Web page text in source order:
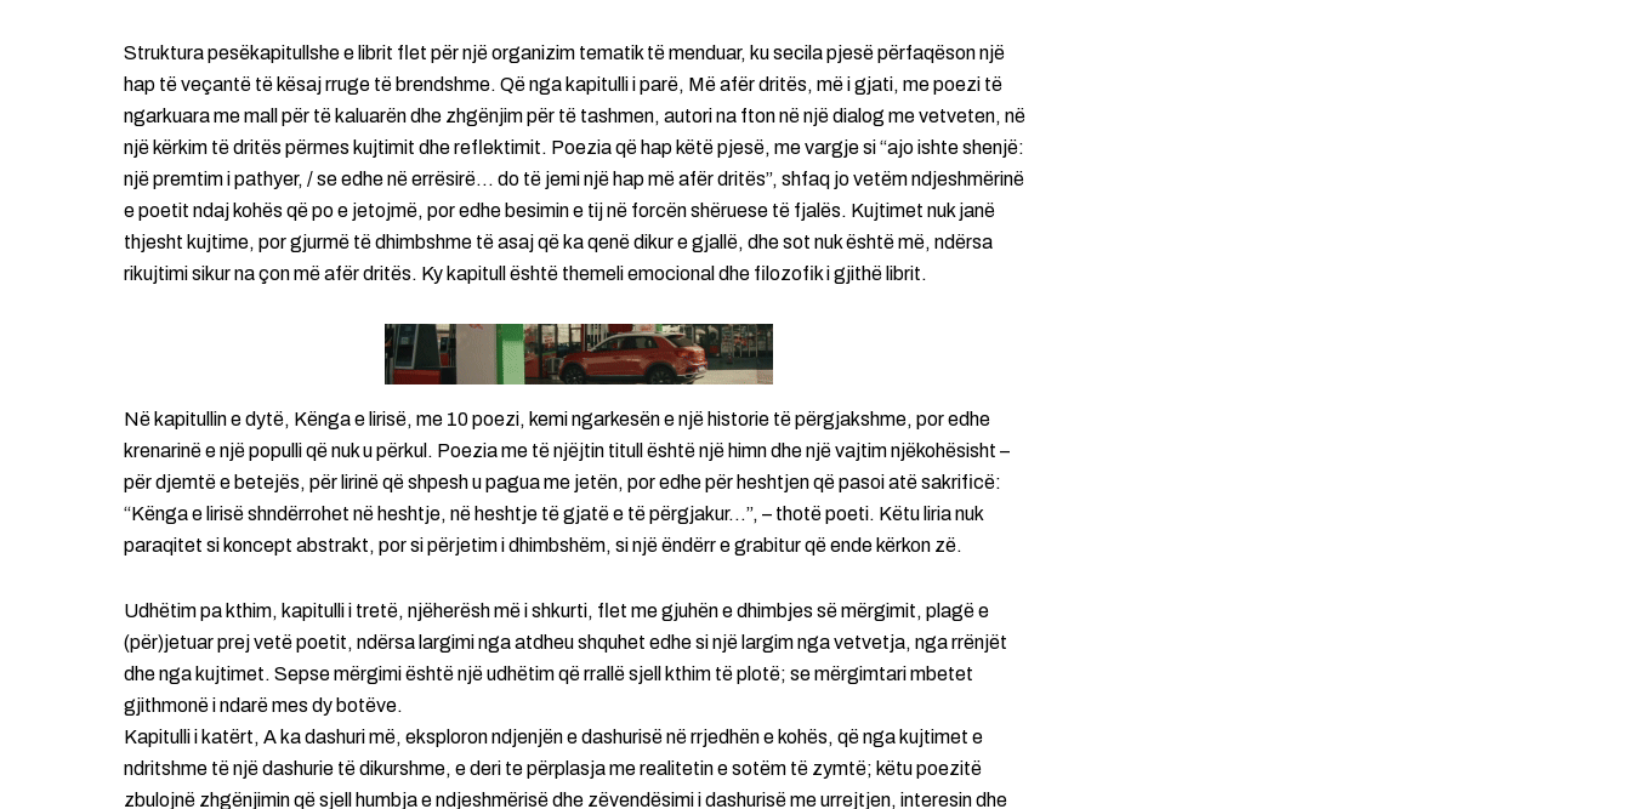
Struktura pesëkapitullshe e librit flet për një organizim tematik të menduar, ku secila pjesë përfaqëson një
hap të veçantë të kësaj rruge të brendshme. Që nga kapitulli i parë, Më afër dritës, më i gjati, me poezi të
ngarkuara me mall për të kaluarën dhe zhgënjim për të tashmen, autori na fton në një dialog me vetveten, në
një kërkim të dritës përmes kujtimit dhe reflektimit. Poezia që hap këtë pjesë, me vargje si “ajo ishte shenjë:
një premtim i pathyer, / se edhe në errësirë… do të jemi një hap më afër dritës”, shfaq jo vetëm ndjeshmërinë
e poetit ndaj kohës që po e jetojmë, por edhe besimin e tij në forcën shëruese të fjalës. Kujtimet nuk janë
thjesht kujtime, por gjurmë të dhimbshme të asaj që ka qenë dikur e gjallë, dhe sot nuk është më, ndërsa
rikujtimi sikur na çon më afër dritës. Ky kapitull është themeli emocional dhe filozofik i gjithë librit.
Në kapitullin e dytë, Kënga e lirisë, me 10 poezi, kemi ngarkesën e një historie të përgjakshme, por edhe
krenarinë e një populli që nuk u përkul. Poezia me të njëjtin titull është një himn dhe një vajtim njëkohësisht –
për djemtë e betejës, për lirinë që shpesh u pagua me jetën, por edhe për heshtjen që pasoi atë sakrificë:
“Kënga e lirisë shndërrohet në heshtje, në heshtje të gjatë e të përgjakur…”, – thotë poeti. Këtu liria nuk
paraqitet si koncept abstrakt, por si përjetim i dhimbshëm, si një ëndërr e grabitur që ende kërkon zë.
Udhëtim pa kthim, kapitulli i tretë, njëherësh më i shkurti, flet me gjuhën e dhimbjes së mërgimit, plagë e
(për)jetuar prej vetë poetit, ndërsa largimi nga atdheu shquhet edhe si një largim nga vetvetja, nga rrënjët
dhe nga kujtimet. Sepse mërgimi është një udhëtim që rrallë sjell kthim të plotë; se mërgimtari mbetet
gjithmonë i ndarë mes dy botëve.
Kapitulli i katërt, A ka dashuri më, eksploron ndjenjën e dashurisë në rrjedhën e kohës, që nga kujtimet e
ndritshme të një dashurie të dikurshme, e deri te përplasja me realitetin e sotëm të zymtë; këtu poezitë
zbulojnë zhgënjimin që sjell humbja e ndjeshmërisë dhe zëvendësimi i dashurisë me urrejtjen, interesin dhe